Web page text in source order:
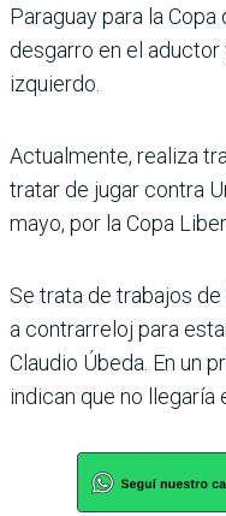
Paraguay para la
desgarro en el
izquierdo.
Actualmente, realiza
tratar de jugar contra
mayo, por la Copa
Se trata de trabajos
a contrarreloj para
Claudio Úbeda. En un
indican que no llegaría